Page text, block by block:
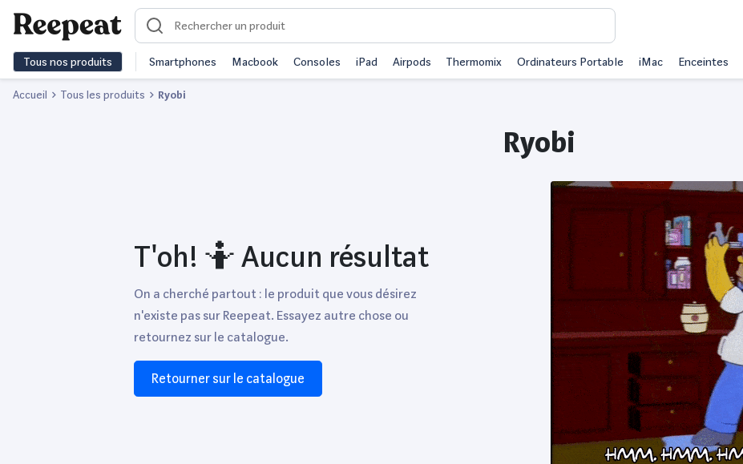
Tous nos produits Smartphones Macbook Consoles iPad Airpods Thermomix Ordinateurs Portable iMac Enceintes
Accueil Tous les produits Ryobi
Ryobi
T'oh! 🤷 Aucun résultat
On a cherché partout : le produit que vous désirez
n'existe pas sur Reepeat. Essayez autre chose ou
retournez sur le catalogue.
Retourner sur le catalogue